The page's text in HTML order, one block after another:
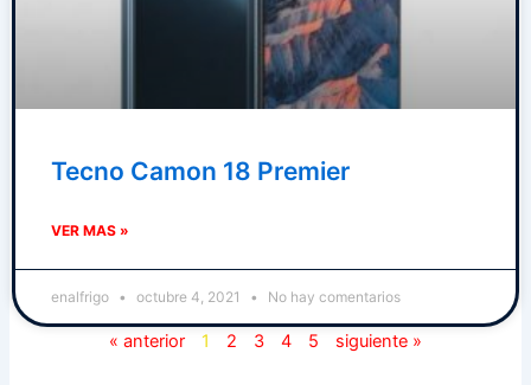
Tecno Camon 18 Premier
VER MAS »
enalfrigo octubre 4, 2021 No hay comentarios
« anterior 1 2 3 4 5 siguiente »